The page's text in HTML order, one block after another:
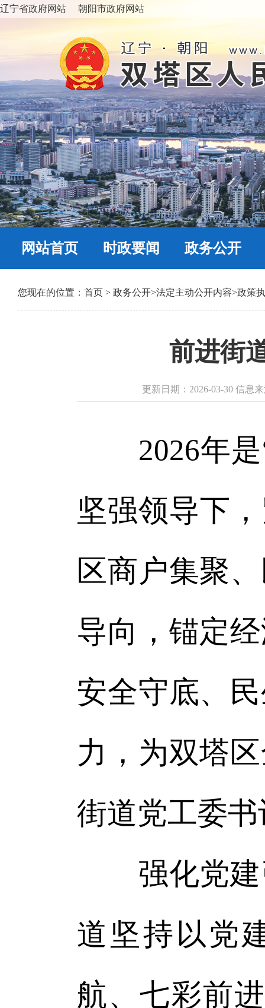
辽宁省政府网站 朝阳市政府网站
网站首页 时政要闻 政务公开
您现在的位置： 首页 > 政务公开>法定主动公开内容>政策
前进街
更新日期：2026-03-30 信息
2026年是“
坚强领导下
区商户集聚
导向，锚定
安全守底、
力，为双塔
街道党工委
强化党建
道坚持以党
航、七彩前